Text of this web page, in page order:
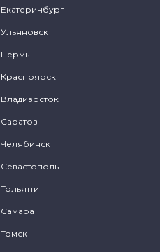
Екатеринбург
Ульяновск
Пермь
Красноярск
Владивосток
Саратов
Челябинск
Севастополь
Тольятти
Самара
Томск